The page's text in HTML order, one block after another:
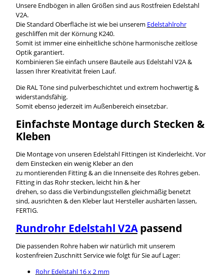
Unsere Endbögen in allen Größen sind aus Rostfreien Edelstahl
V2A.
Die Standard Oberfläche ist wie bei unserem Edelstahlrohr
geschliffen mit der Körnung K240.
Somit ist immer eine einheitliche schöne harmonische zeitlose
Optik garantiert.
Kombinieren Sie einfach unsere Bauteile aus Edelstahl V2A &
lassen Ihrer Kreativität freien Lauf.
Die RAL Töne sind pulverbeschichtet und extrem hochwertig &
widerstandsfähig.
Somit ebenso jederzeit im Außenbereich einsetzbar.
Einfachste Montage durch Stecken &
Kleben
Die Montage von unseren Edelstahl Fittingen ist Kinderleicht. Vor
dem Einstecken ein wenig Kleber an den
zu montierenden Fitting & an die Innenseite des Rohres geben.
Fitting in das Rohr stecken, leicht hin & her
drehen, so dass die Verbindungsstellen gleichmäßig benetzt
sind, ausrichten & den Kleber laut Hersteller aushärten lassen,
FERTIG.
Rundrohr Edelstahl V2Apassend
Die passenden Rohre haben wir natürlich mit unserem
kostenfreien Zuschnitt Service wie folgt für Sie auf Lager:
Rohr Edelstahl 16 x 2 mm